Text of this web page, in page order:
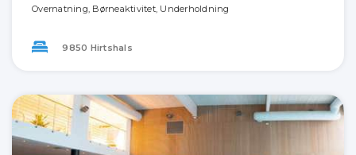
Overnatning, Børneaktivitet, Underholdning
9850 Hirtshals